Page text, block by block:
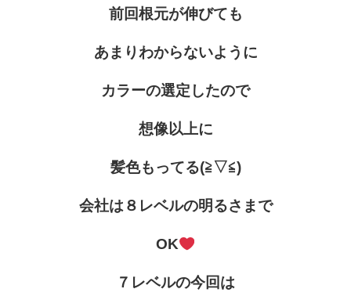
前回根元が伸びても
あまりわからないように
カラーの選定したので
想像以上に
髪色もってる(≧▽≦)
会社は８レベルの明るさまで
OK
７レベルの今回は